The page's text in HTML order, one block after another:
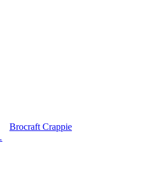
Brocraft Crappie